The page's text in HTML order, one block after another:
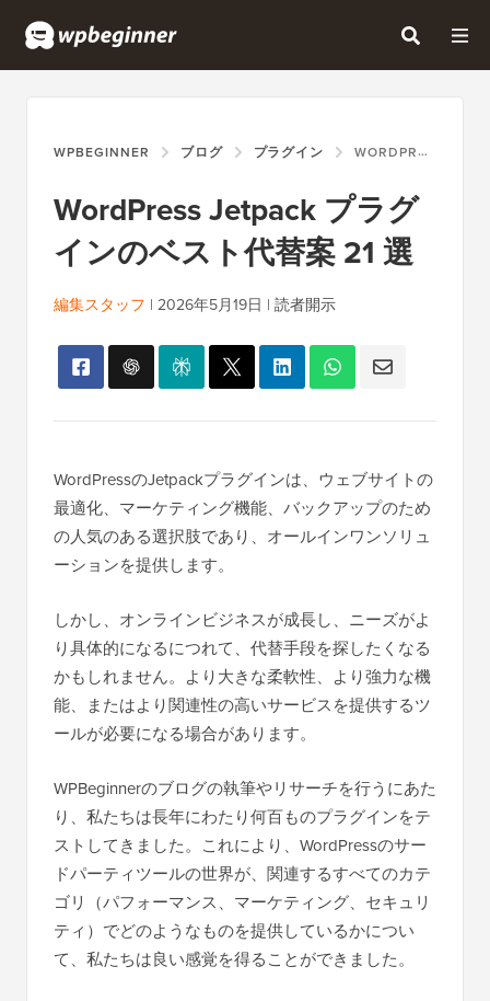
WPBEGINNER ブログ プラグイン WORDPRESS JETPACK プラグインのベスト代替案 21 選
WordPress Jetpack プラグ
インのベスト代替案 21 選
編集スタッフ | 2026年5月19日 | 読者開示
WordPressのJetpackプラグインは、ウェブサイトの
最適化、マーケティング機能、バックアップのため
の人気のある選択肢であり、オールインワンソリュ
ーションを提供します。
しかし、オンラインビジネスが成長し、ニーズがよ
り具体的になるにつれて、代替手段を探したくなる
かもしれません。より大きな柔軟性、より強力な機
能、またはより関連性の高いサービスを提供するツ
ールが必要になる場合があります。
WPBeginnerのブログの執筆やリサーチを行うにあた
り、私たちは長年にわたり何百ものプラグインをテ
ストしてきました。これにより、WordPressのサー
ドパーティツールの世界が、関連するすべてのカテ
ゴリ（パフォーマンス、マーケティング、セキュリ
ティ）でどのようなものを提供しているかについ
て、私たちは良い感覚を得ることができました。